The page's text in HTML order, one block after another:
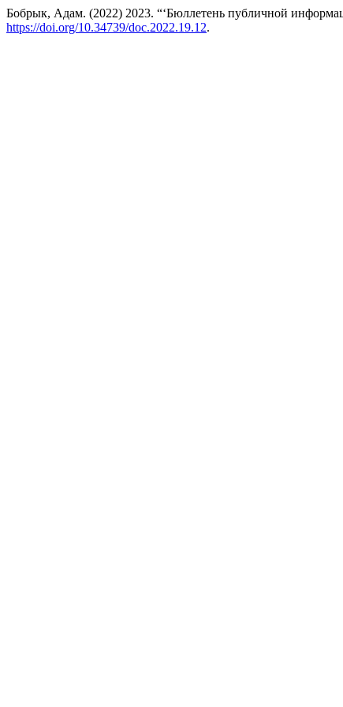
Бобрык, Адам. (2022) 2023. “‘Бюллетень публичной
https://doi.org/10.34739/doc.2022.19.12.